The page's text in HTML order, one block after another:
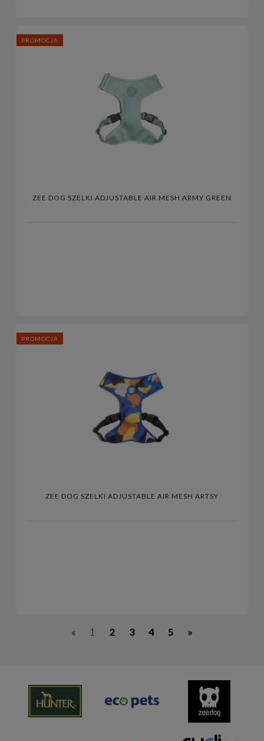
ZEE DOG SZELKI ADJUSTABLE AIR MESH ARMY GREEN
PROMOCJA
ZEE DOG SZELKI ADJUSTABLE AIR MESH ARTSY
PROMOCJA
« 1 2 3 4 5 »